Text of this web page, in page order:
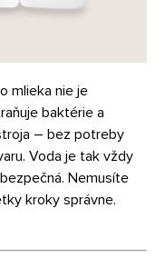
mlieka nie je
baktérie a
– bez potreby
Voda je tak vždy
Nemusíte
kroky správne.